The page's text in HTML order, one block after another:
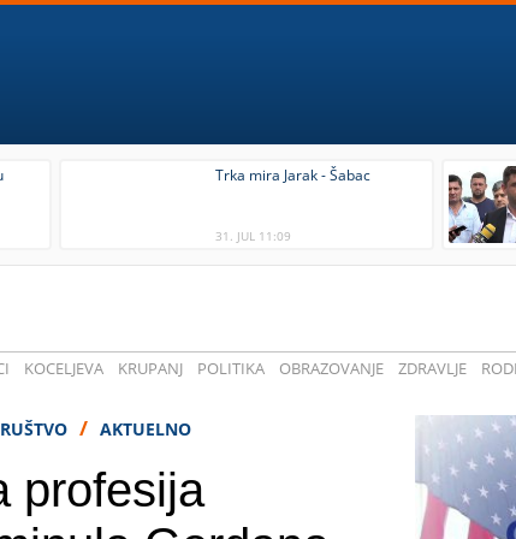
Trka mira Jarak - Šabac
31. JUL 11:09
KOCELJEVA KRUPANJ POLITIKA OBRAZOVANJE ZDRAVLJE
/ AKTUELNO
profesija